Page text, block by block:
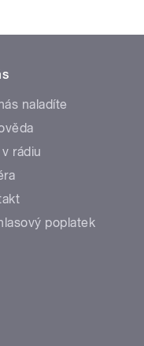
naladíte
rádiu
poplatek